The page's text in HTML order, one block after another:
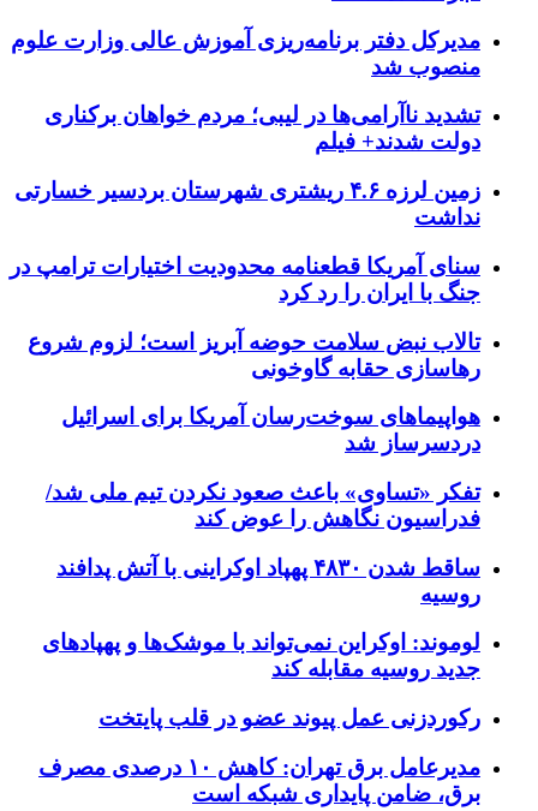
مدیرکل دفتر برنامه‌ریزی آموزش عالی وزارت علوم
منصوب شد
تشدید ناآرامی‌ها در لیبی؛ مردم خواهان برکناری
دولت شدند+ فیلم
زمین لرزه ۴.۶ ریشتری شهرستان بردسیر خسارتی
نداشت
سنای آمریکا قطعنامه محدودیت اختیارات ترامپ در
جنگ با ایران را رد کرد
تالاب نبض سلامت حوضه آبریز است؛ لزوم شروع
رهاسازی حقابه گاوخونی
هواپیماهای سوخت‌رسان آمریکا برای اسرائیل
دردسرساز شد
تفکر «تساوی» باعث صعود نکردن تیم ملی شد/
فدراسیون نگاهش را عوض کند
ساقط شدن ۴۸۳۰ پهپاد اوکراینی با آتش پدافند
روسیه
لوموند: اوکراین نمی‌تواند با موشک‌ها و پهپادهای
جدید روسیه مقابله کند
رکوردزنی عمل پیوند عضو در قلب پایتخت
مدیرعامل برق تهران: کاهش ۱۰ درصدی مصرف
برق، ضامن پایداری شبکه است